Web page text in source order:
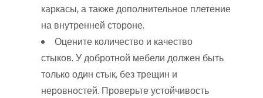
каркасы, а также дополнительное плетение
на внутренней стороне.
Оцените количество и качество
стыков. У добротной мебели должен быть
только один стык, без трещин и
неровностей. Проверьте устойчивость